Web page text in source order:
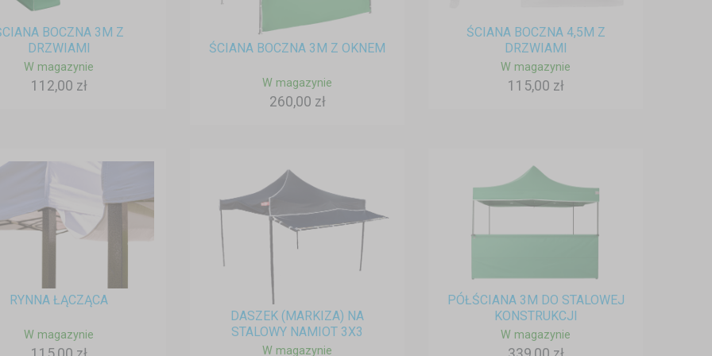
BOCZNA 3M Z
DRZWIAMI
W magazynie
112,00 zł
ŚCIANA BOCZNA 3M Z OKNEM
W magazynie
260,00 zł
ŚCIANA BOCZNA 4,5M Z
DRZWIAMI
W magazynie
115,00 zł
RYNNA ŁĄCZĄCA
W magazynie
DASZEK (MARKIZA) NA
STALOWY NAMIOT 3X3
W magazynie
PÓŁŚCIANA 3M DO STALOWEJ
KONSTRUKCJI
W magazynie